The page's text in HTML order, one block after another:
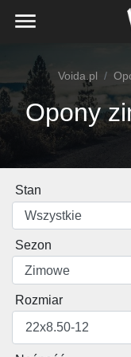
Voida.pl
Opony
Stan
Wszystkie
Sezon
Zimowe
Rozmiar
22x8.50-12